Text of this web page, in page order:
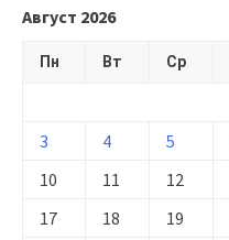
Август 2026
Пн Вт Ср
3
4 5
10
11 12
17
18 19